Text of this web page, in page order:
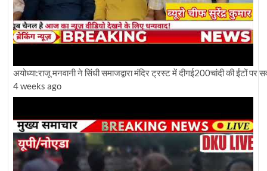
अयोध्या:राजू मनवानी ने सिंधी समाजद्वारा मंदिर ट्रस्ट में दीगई200चांदी की ईंटों पर
4 weeks ago